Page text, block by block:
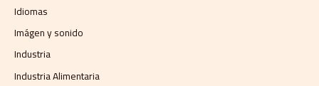
Idiomas
Imágen y sonido
Industria
Industria Alimentaria